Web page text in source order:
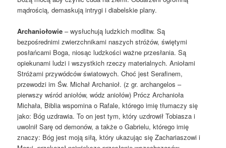
mądrością, demaskują intrygi i diabelskie plany.
Archaniołowie– wysłuchują ludzkich modlitw. Są
bezpośrednimi zwierzchnikami naszych stróżów, świętymi
posłańcami Boga, niosąc ludzkości ważne przesłania. Są
opiekunami ludzi i wszystkich rzeczy materialnych. Aniołami
Stróżami przywódców światowych. Choć jest Serafinem,
przewodzi im Św. Michał Archanioł. (z gr. archangelos –
pierwszy wśród aniołów, wódz aniołów) Prócz Archanioła
Michała, Biblia wspomina o Rafale, którego imię tłumaczy się
jako: Bóg uzdrawia. To on jest tym, który uzdrowił Tobiasza i
uwolnił Sarę od demonów, a także o Gabrielu, którego imię
znaczy: Bóg jest moją siłą, który ukazując się Zachariaszowi i